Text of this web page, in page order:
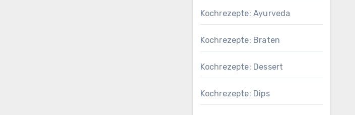
Kochrezepte: Ayurveda
Kochrezepte: Braten
Kochrezepte: Dessert
Kochrezepte: Dips